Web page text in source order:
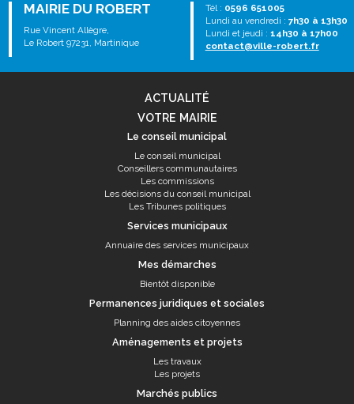
MAIRIE DU ROBERT
Rue Vincent Allègre,
Le Robert 97231, Martinique
Tél : 0596 651005
Lundi au vendredi : 7h30 à 13h30
Lundi et jeudi : 14h30 à 17h00
contact@ville-robert.fr
ACTUALITÉ
VOTRE MAIRIE
Le conseil municipal
Le conseil municipal
Conseillers communautaires
Les commissions
Les décisions du conseil municipal
Les Tribunes politiques
Services municipaux
Annuaire des services municipaux
Mes démarches
Bientôt disponible
Permanences juridiques et sociales
Planning des aides citoyennes
Aménagements et projets
Les travaux
Les projets
Marchés publics